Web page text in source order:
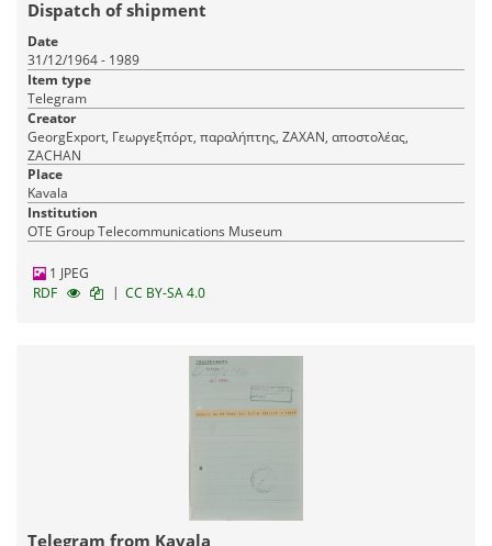
Dispatch of shipment
Date
31/12/1964 - 1989
Item type
Telegram
Creator
GeorgExport, Γεωργεξπόρτ, παραλήπτης, ΖΑΧΑΝ, αποστολέας,
ZACHAN
Place
Kavala
Institution
OTE Group Telecommunications Museum
1 JPEG
RDF
| CC BY-SA 4.0
Telegram from Kavala